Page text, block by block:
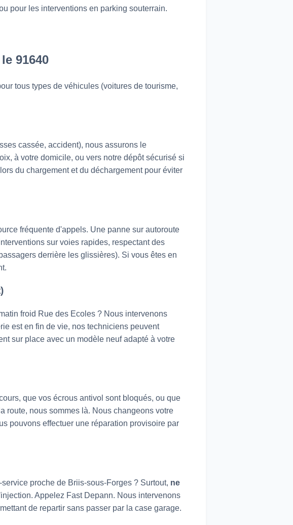
pour les interventions en parking souterrain.
91640
tous types de véhicules (voitures de tourisme,
cassée, accident), nous assurons le
à votre domicile, ou vers notre dépôt sécurisé si
du chargement et du déchargement pour éviter
fréquente d'appels. Une panne sur autoroute
sur voies rapides, respectant des
derrière les glissières). Si vous êtes en
froid Rue des Ecoles ? Nous intervenons
est en fin de vie, nos techniciens peuvent
sur place avec un modèle neuf adapté à votre
que vos écrous antivol sont bloqués, ou que
route, nous sommes là. Nous changeons votre
pouvons effectuer une réparation provisoire par
proche de Briis-sous-Forges ? Surtout, ne
Appelez Fast Depann. Nous intervenons
de repartir sans passer par la case garage.